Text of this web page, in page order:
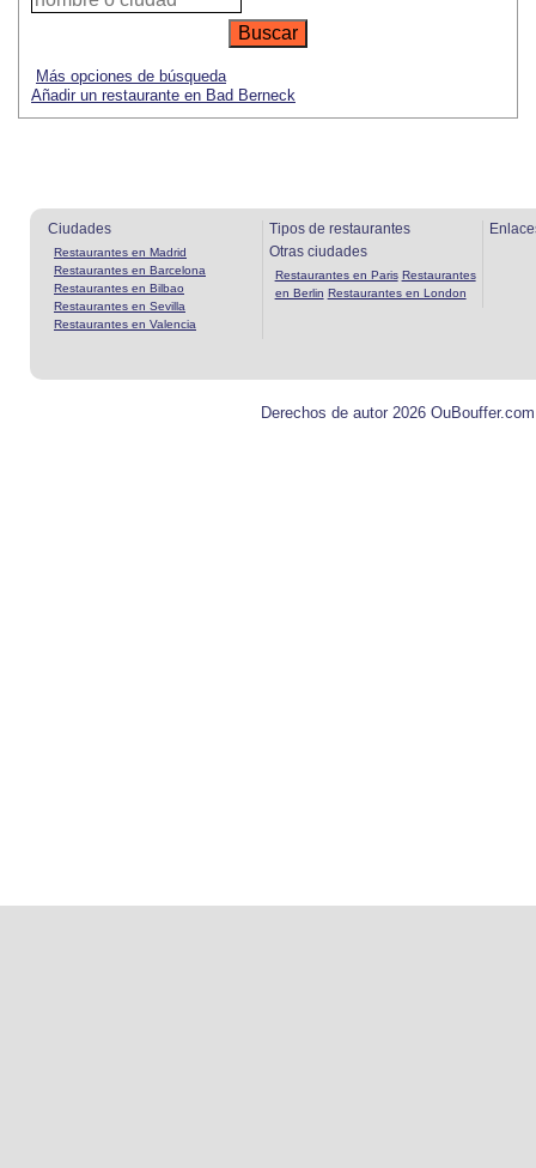
Más opciones de búsqueda
Añadir un restaurante en Bad Berneck
Ciudades
Restaurantes en Madrid
Restaurantes en Barcelona
Restaurantes en Bilbao
Restaurantes en Sevilla
Restaurantes en Valencia
Tipos de restaurantes
Otras ciudades
Restaurantes en Paris Restaurantes
en Berlin Restaurantes en London
Derechos de autor 2026